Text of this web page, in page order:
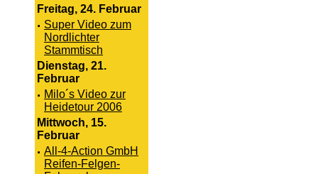
Freitag, 24. Februar
· Super Video zum
Nordlichter
Stammtisch
Dienstag, 21.
Februar
· Milo´s Video zur
Heidetour 2006
Mittwoch, 15.
Februar
· All-4-Action GmbH
Reifen-Felgen-